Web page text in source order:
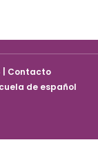
| Contacto
de español